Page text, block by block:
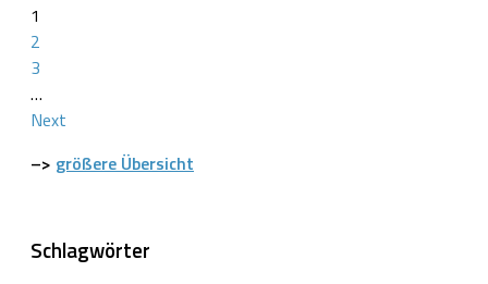
1
2
3
…
Next
–> größere Übersicht
Schlagwörter